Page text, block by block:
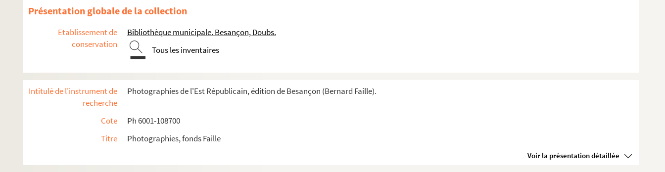
Présentation globale de la collection
Etablissement de
conservation
Bibliothèque municipale. Besançon, Doubs.
Tous les inventaires
Intitulé de l'instrument de
recherche
Photographies de l'Est Républicain, édition de Besançon (Bernard Faille).
Cote
Ph 6001-108700
Titre
Photographies, fonds Faille
Voir la présentation détaillée
Ph 49655 - 49711. Septembre : du 3 au 9 (n°749-1)
Ph 49742 - 49816. Septembre : du 10 au 15 (n°750-1)
Ph 49817 - 49871. Septembre : du 10 au 15 (n°750-2)
Ph 50086 - 50162. Septembre : 28-29-30 (n°752-1)
Ph 50163 - 50174. Septembre : 28-29-30 (n°752-2)